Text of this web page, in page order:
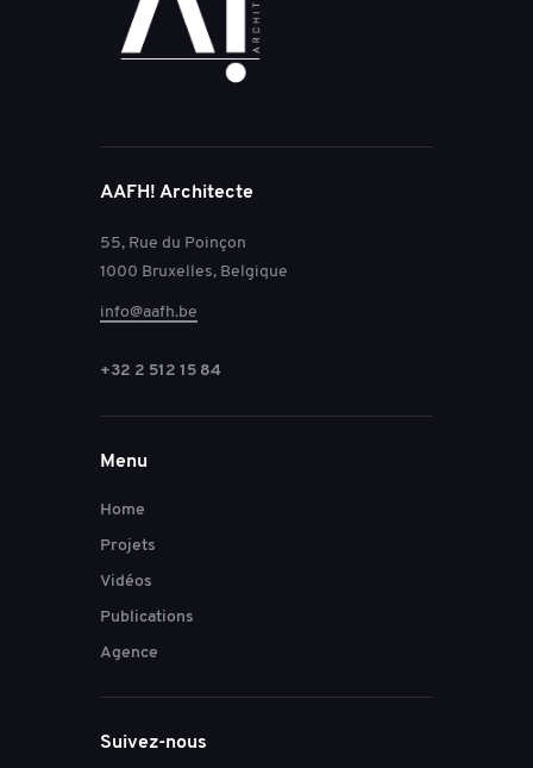
AAFH! Architecte
55, Rue du Poinçon
1000 Bruxelles, Belgique
info@aafh.be
+32 2 512 15 84
Menu
Home
Projets
Vidéos
Publications
Agence
Suivez-nous